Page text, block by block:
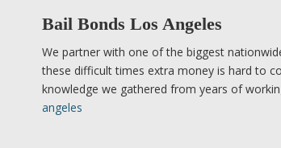
Bail Bonds Los Angeles
We partner with one of the biggest
these difficult times extra money is hard to
knowledge we gathered from years of
angeles